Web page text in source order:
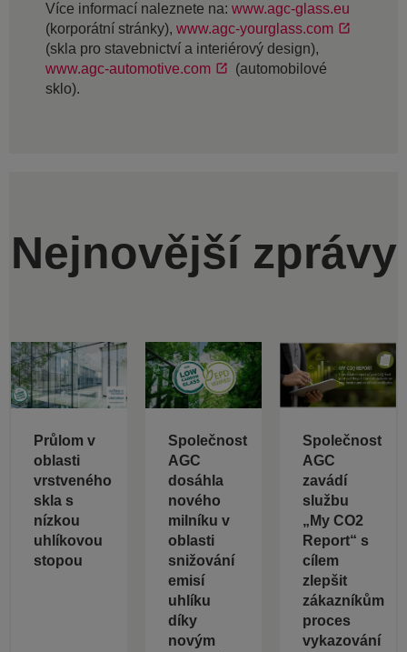
Více informací naleznete na: www.agc-glass.eu
(korporátní stránky), www.agc-yourglass.com
(skla pro stavebnictví a interiérový design),
www.agc-automotive.com
(automobilové
sklo).
Nejnovější zprávy
Průlom v
oblasti
vrstveného
skla s
nízkou
uhlíkovou
stopou
Společnost
AGC
dosáhla
nového
milníku v
oblasti
snižování
emisí
uhlíku
díky
novým
Společnost
AGC
zavádí
službu
„My CO2
Report“ s
cílem
zlepšit
zákazníkům
proces
vykazování